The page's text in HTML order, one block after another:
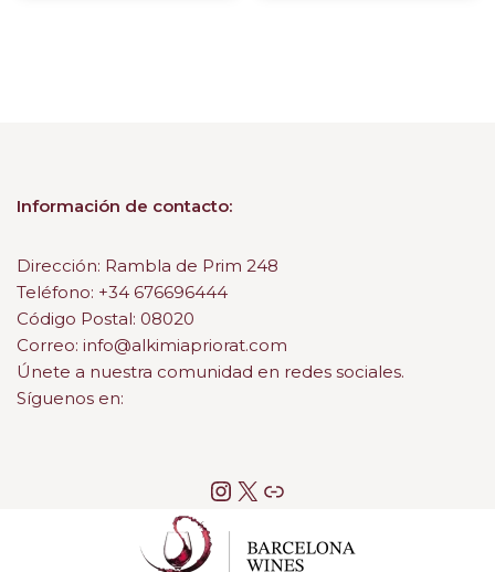
Información de contacto:
Dirección: Rambla de Prim 248
Teléfono: +34 676696444
Código Postal: 08020
Correo: info@alkimiapriorat.com
Únete a nuestra comunidad en redes sociales.
Síguenos en: